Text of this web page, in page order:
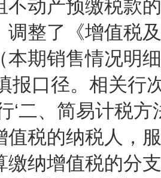
不动产预缴税款
了《增值税及
本期销售情况明
报口径。相关行
‘二、简易计税方
值税的纳税人，
缴纳增值税的分